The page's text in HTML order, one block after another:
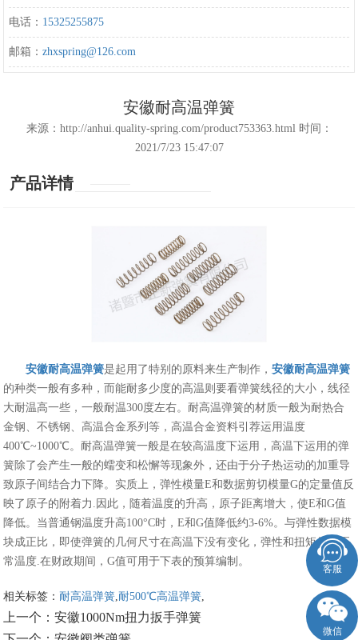
电话： 15325255875
邮箱：zhxspring@126.com
安徽耐高温弹簧
来源：http://anhui.quality-spring.com/product753363.html 时间：
2021/7/23 15:47:07
产品详情
安徽耐高温弹簧是起用了特别的原料来生产制作，安徽耐高温弹簧
的种类一般有多种，而能耐多少度的高温则要看弹簧线径的大小，线径
大耐温高一些，一般耐温300度左右。耐高温弹簧的材质一般为耐热合
金钢、不锈钢、高温合金系列等，高温合金资料引荐运用温度
400℃~1000℃。耐高温弹簧一般是在较高温度下运用，高温下运用的弹
簧除了会产生一般的蠕变和松懈等现象外，还由于分子热运动的加重导
致原子间结合力下降。实质上，弹性模量E和数据剪切模量G的定量值反
映了原子的附着力.因此，随着温度的升高，原子距离增大，使E和G值
降低。当普通钢温度升高100°C时，E和G值降低约3-6%。与弹性数据模
块成正比，即使弹簧的几何尺寸在高温下没有变化，弹性和扭矩低于正
常温度.在财政期间，G值可用于下表的预算编制。
相关标签： 耐高温弹簧,耐500℃高温弹簧,
上一个：安徽1000Nm扭力扳手弹簧
客服
微信